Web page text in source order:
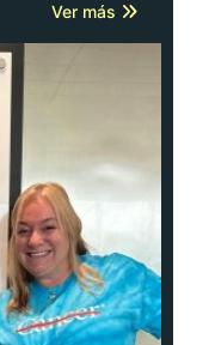
Ver más